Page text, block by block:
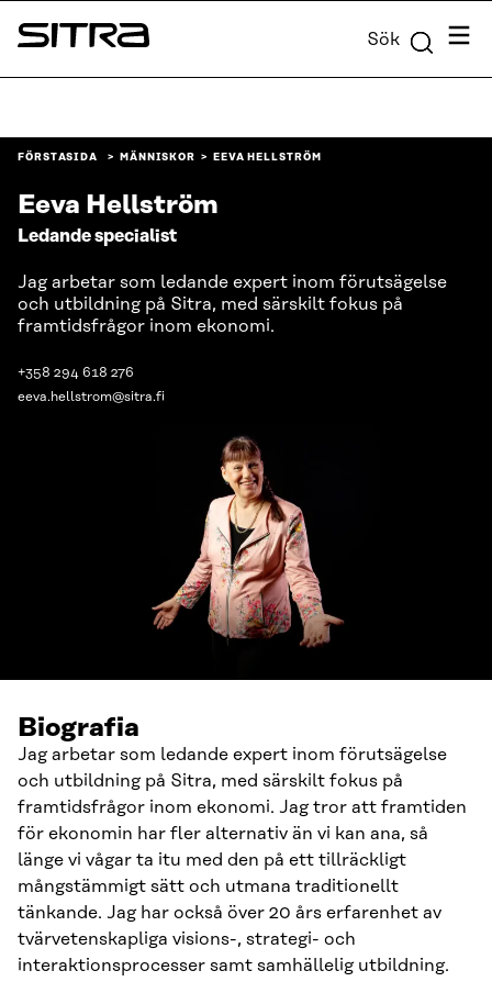
Skip to
content
Sitra Sök Meny
FÖRSTASIDA MÄNNISKOR EEVA HELLSTRÖM
Eeva Hellström
Ledande specialist
Jag arbetar som ledande expert inom förutsägelse
och utbildning på Sitra, med särskilt fokus på
framtidsfrågor inom ekonomi.
+358 294 618 276
eeva.hellstrom@sitra.fi
Biografia
Jag arbetar som ledande expert inom förutsägelse
och utbildning på Sitra, med särskilt fokus på
framtidsfrågor inom ekonomi. Jag tror att framtiden
för ekonomin har fler alternativ än vi kan ana, så
länge vi vågar ta itu med den på ett tillräckligt
mångstämmigt sätt och utmana traditionellt
tänkande. Jag har också över 20 års erfarenhet av
tvärvetenskapliga visions-, strategi- och
interaktionsprocesser samt samhällelig utbildning.